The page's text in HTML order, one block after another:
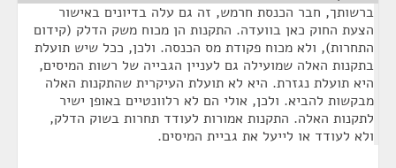
ברשותך, חבר הכנסת חרמש, זה גם עלה בדיונים באישור
הצעת החוק כאן בוועדה. התקנות הן מכוח משק הדלק (קידום
התחרות), ולא מכוח פקודת מס הכנסה. ולכן, ככל שיש תועלת
בתקנות האלה שמועילה גם לעניין הגבייה של רשות המיסים,
היא תועלת נגזרת. היא לא תועלת העיקרית שהתקנות האלה
מבקשות להביא. ולכן, אולי הם לא רלוונטיים באופן ישיר
לתקנות האלה. התקנות אמורות לעודד תחרות בשוק הדלק,
ולא לעודד או לייעל את גביית המיסים.